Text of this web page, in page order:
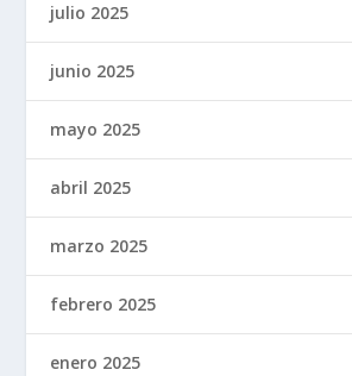
julio 2025
junio 2025
mayo 2025
abril 2025
marzo 2025
febrero 2025
enero 2025